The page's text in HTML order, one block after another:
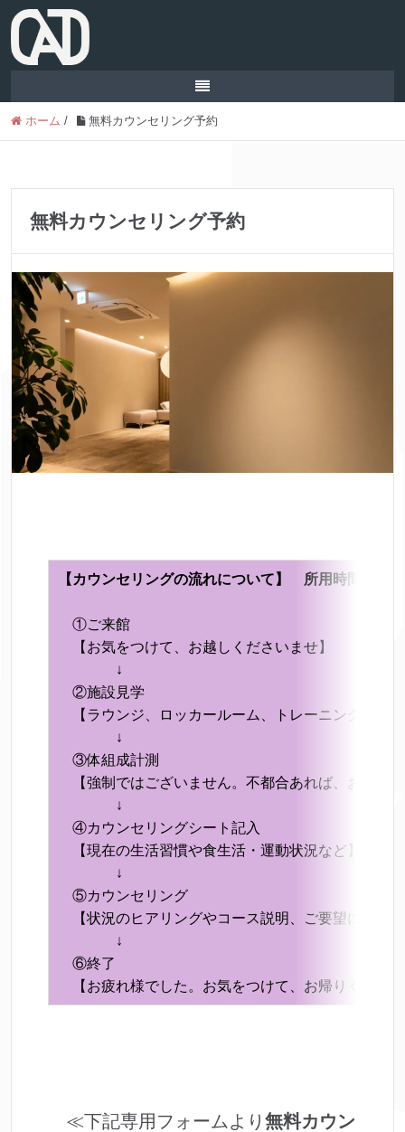
ホーム / 無料カウンセリング予約
無料カウンセリング予約
【カウンセリングの流れについて】 所用時間 約
①ご来館
【お気をつけて、お越しくださいませ】
↓
②施設見学
【ラウンジ、ロッカールーム、トレーニングルー
↓
③体組成計測
【強制ではございません。不都合あれば、お申し
↓
④カウンセリングシート記入
【現在の生活習慣や食生活・運動状況など】
↓
⑤カウンセリング
【状況のヒアリングやコース説明、ご要望に合わ
↓
⑥終了
【お疲れ様でした。お気をつけて、お帰りくださ
≪下記専用フォームより 無料カウン